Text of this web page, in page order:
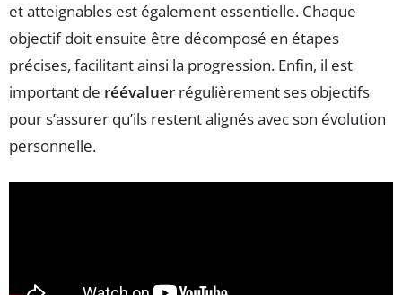
et atteignables est également essentielle. Chaque
objectif doit ensuite être décomposé en étapes
précises, facilitant ainsi la progression. Enfin, il est
important de réévaluer régulièrement ses objectifs
pour s’assurer qu’ils restent alignés avec son évolution
personnelle.